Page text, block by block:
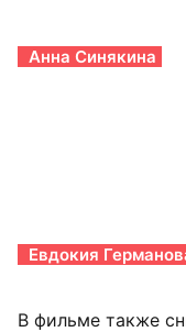
Анна Синякина
Евдокия
В фильме также